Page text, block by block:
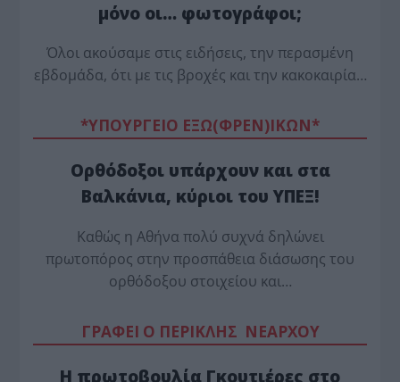
μόνο οι… φωτογράφοι;
Όλοι ακούσαμε στις ειδήσεις, την περασμένη
εβδομάδα, ότι με τις βροχές και την κακοκαιρία…
*ΥΠΟΥΡΓΕΙΟ ΕΞΩ(ΦΡΕΝ)ΙΚΩΝ*
Ορθόδοξοι υπάρχουν και στα
Βαλκάνια, κύριοι του ΥΠΕΞ!
Καθώς η Αθήνα πολύ συχνά δηλώνει
πρωτοπόρος στην προσπάθεια διάσωσης του
ορθόδοξου στοιχείου και…
ΓΡΑΦΕΙ Ο ΠΕΡΙΚΛΗΣ ΝΕΑΡΧΟΥ
Η πρωτοβουλία Γκουτιέρες στο